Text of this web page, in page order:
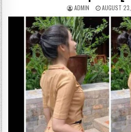
ADMIN AUGUST